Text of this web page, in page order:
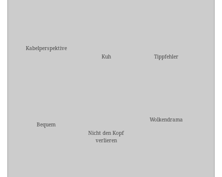
Kabelperspektive
Kuh
Tippfehler
Bequem
Nicht den Kopf
verlieren
Wolkendrama